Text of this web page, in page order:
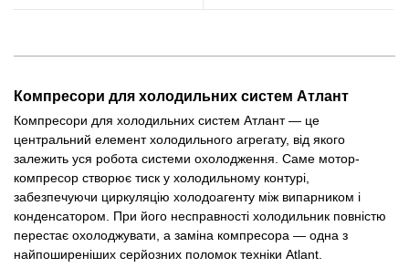
Компресори для холодильних систем Атлант
Компресори для холодильних систем Атлант — це
центральний елемент холодильного агрегату, від якого
залежить уся робота системи охолодження. Саме мотор-
компресор створює тиск у холодильному контурі,
забезпечуючи циркуляцію холодоагенту між випарником і
конденсатором. При його несправності холодильник повністю
перестає охолоджувати, а заміна компресора — одна з
найпоширеніших серйозних поломок техніки Atlant.